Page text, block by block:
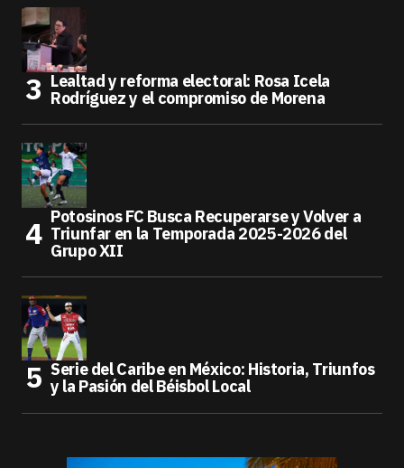
Lealtad y reforma electoral: Rosa Icela
Rodríguez y el compromiso de Morena
Potosinos FC Busca Recuperarse y Volver a
Triunfar en la Temporada 2025-2026 del
Grupo XII
Serie del Caribe en México: Historia, Triunfos
y la Pasión del Béisbol Local